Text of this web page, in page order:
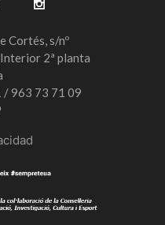
Cortés, s/nº
2ª planta
/ 963 73 71 09